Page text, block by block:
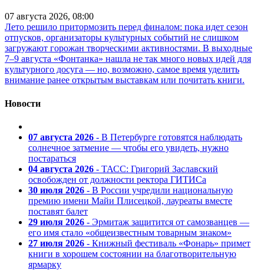
07 августа 2026, 08:00
Лето решило притормозить перед финалом: пока идет сезон
отпусков, организаторы культурных событий не слишком
загружают горожан творческими активностями. В выходные
7–9 августа «Фонтанка» нашла не так много новых идей для
культурного досуга — но, возможно, самое время уделить
внимание ранее открытым выставкам или почитать книги.
Новости
07 августа 2026 - В Петербурге готовятся наблюдать
солнечное затмение — чтобы его увидеть, нужно
постараться
04 августа 2026 - ТАСС: Григорий Заславский
освобожден от должности ректора ГИТИСа
30 июля 2026 - В России учредили национальную
премию имени Майи Плисецкой, лауреаты вместе
поставят балет
29 июля 2026 - Эрмитаж защитится от самозванцев —
его имя стало «общеизвестным товарным знаком»
27 июля 2026 - Книжный фестиваль «Фонарь» примет
книги в хорошем состоянии на благотворительную
ярмарку